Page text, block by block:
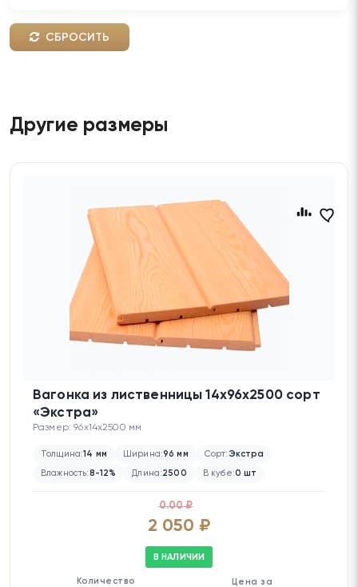
СБРОСИТЬ
Другие размеры
Вагонка из лиственницы 14х96х2500 сорт
«Экстра»
Размер: 96x14x2500 мм
Толщина:14 мм Ширина:96 мм Сорт: Экстра
Влажность:8-12% Длина:2500 В кубе:0 шт
0.00 ₽
2 050 ₽
В НАЛИЧИИ
Количество Цена за